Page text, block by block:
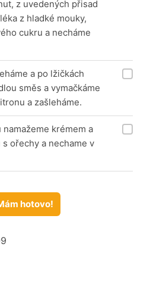
z uvedených přisad
z hladké mouky,
cukru a necháme
a po lžičkách
směs a vymačkáme
a zašleháme.
krémem a
ořechy a nechame v
hotovo!